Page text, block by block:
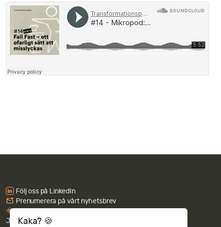
Följ oss på LinkedIn
Prenumerera på vårt nyhetsbrev
Lyssna på Transformationspodden
Jobba hos oss
Kaka? 🍪